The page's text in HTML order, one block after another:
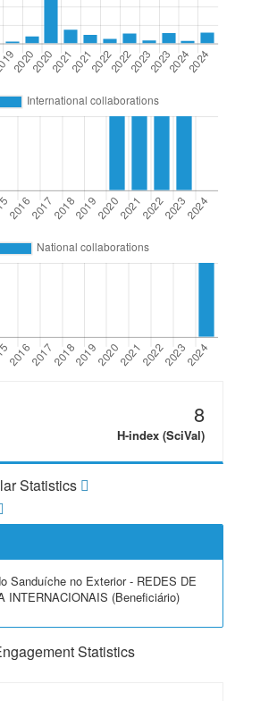
8
H-index (SciVal)
Statistics
Sanduíche no Exterior - REDES DE
INTERNACIONAIS (Beneficiário)
Statistics